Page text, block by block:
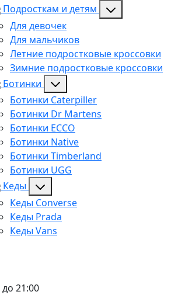
Подросткам и детям
Для девочек
Для мальчиков
Летние подростковые кроссовки
Зимние подростковые кроссовки
Ботинки
Ботинки Caterpiller
Ботинки Dr Martens
Ботинки ECCO
Ботинки Native
Ботинки Timberland
Ботинки UGG
Кеды
Кеды Converse
Кеды Prada
Кеды Vans
21:00